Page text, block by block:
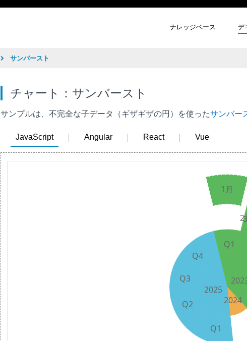
ナレッジベース デ
サンバースト
チャート：サンバースト
サンプルは、不完全な子データ（ギザギザの円）を使ったサンバー
JavaScript Angular React Vue